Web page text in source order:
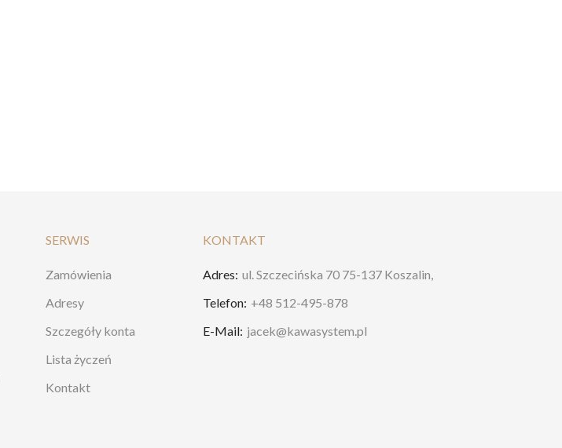
SERWIS
Zamówienia
Adresy
Szczegóły konta
Lista życzeń
Kontakt
KONTAKT
Adres: ul. Szczecińska 70 75-137 Koszalin,
Telefon: +48 512-495-878
E-Mail: jacek@kawasystem.pl